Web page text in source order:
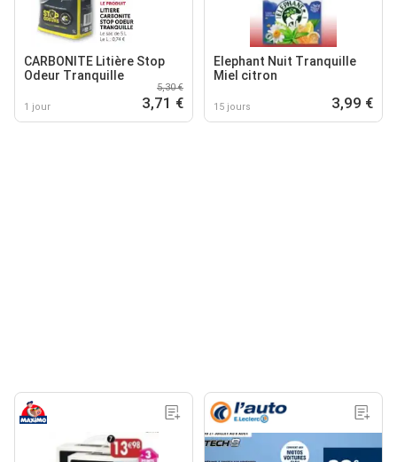
CARBONITE Litière Stop
Odeur Tranquille
1 jour
5,30 €
3,71 €
Elephant Nuit Tranquille
Miel citron
15 jours 3,99 €